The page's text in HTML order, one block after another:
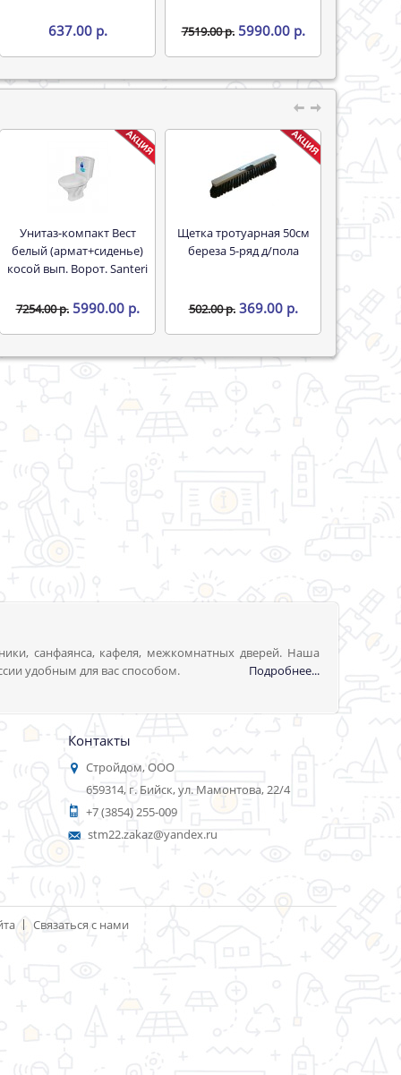
637.00 р. 7519.00 р. 5990.00 р.
Унитаз-компакт Вест
белый (армат+сиденье)
косой вып. Ворот. Santeri
7254.00 р. 5990.00 р.
Щетка тротуарная 50см
береза 5-ряд д/пола
502.00 р. 369.00 р.
санфаянса, кафеля, межкомнатных дверей. Наша
удобным для вас способом.
Подробнее...
Контакты
Стройдом, ООО
659314, г. Бийск, ул. Мамонтова, 22/4
+7 (3854) 255-009
stm22.zakaz@yandex.ru
Связаться с нами